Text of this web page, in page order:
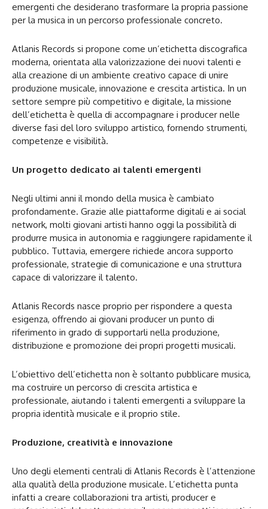
emergenti che desiderano trasformare la propria passione
per la musica in un percorso professionale concreto.
Atlanis Records si propone come un’etichetta discografica
moderna, orientata alla valorizzazione dei nuovi talenti e
alla creazione di un ambiente creativo capace di unire
produzione musicale, innovazione e crescita artistica. In un
settore sempre più competitivo e digitale, la missione
dell’etichetta è quella di accompagnare i producer nelle
diverse fasi del loro sviluppo artistico, fornendo strumenti,
competenze e visibilità.
Un progetto dedicato ai talenti emergenti
Negli ultimi anni il mondo della musica è cambiato
profondamente. Grazie alle piattaforme digitali e ai social
network, molti giovani artisti hanno oggi la possibilità di
produrre musica in autonomia e raggiungere rapidamente il
pubblico. Tuttavia, emergere richiede ancora supporto
professionale, strategie di comunicazione e una struttura
capace di valorizzare il talento.
Atlanis Records nasce proprio per rispondere a questa
esigenza, offrendo ai giovani producer un punto di
riferimento in grado di supportarli nella produzione,
distribuzione e promozione dei propri progetti musicali.
L’obiettivo dell’etichetta non è soltanto pubblicare musica,
ma costruire un percorso di crescita artistica e
professionale, aiutando i talenti emergenti a sviluppare la
propria identità musicale e il proprio stile.
Produzione, creatività e innovazione
Uno degli elementi centrali di Atlanis Records è l’attenzione
alla qualità della produzione musicale. L’etichetta punta
infatti a creare collaborazioni tra artisti, producer e